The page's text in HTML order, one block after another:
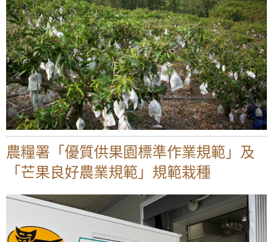
農糧署「優質供果園標準作業規範」及
「芒果良好農業規範」規範栽種